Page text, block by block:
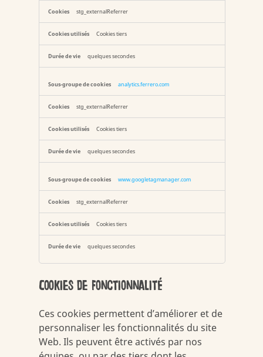
stg_externalReferrer
Cookies tiers
quelques secondes
analytics.ferrero.com
stg_externalReferrer
Cookies tiers
quelques secondes
www.googletagmanager.com
stg_externalReferrer
Cookies tiers
quelques secondes
Cookies de fonctionnalité
Ces cookies permettent d’améliorer et de
personnaliser les fonctionnalités du site
Web. Ils peuvent être activés par nos